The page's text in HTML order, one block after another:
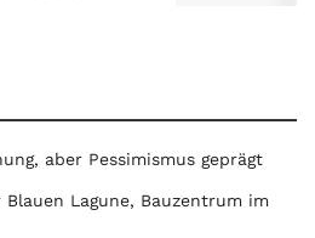
aber Pessimismus geprägt
Lagune, Bauzentrum im